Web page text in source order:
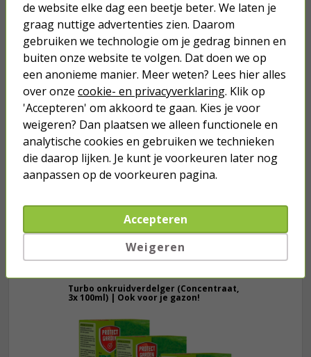
Turbo onkruidverdelger (Concentraat,
3x 100ml) | Ook voor je gazon!
57,50
Lasklem | Q-link | 3 polig (1 tot 2.5
mm², 20 stuks)
3,50
Kabeldoos | Q-link (IP54)
1,40
de website elke dag een beetje beter. We laten je
graag nuttige advertenties zien. Daarom
gebruiken we technologie om je gedrag binnen en
buiten onze website te volgen. Dat doen we op
een anonieme manier. Meer weten? Lees hier alles
over onze cookie- en privacyverklaring. Klik op
'Accepteren' om akkoord te gaan. Kies je voor
weigeren? Dan plaatsen we alleen functionele en
analytische cookies en gebruiken we technieken
die daarop lijken. Je kunt je voorkeuren later nog
aanpassen op de voorkeuren pagina.
Accepteren
Weigeren